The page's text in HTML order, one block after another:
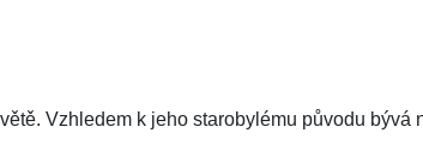
Vzhledem k jeho starobylému původu bývá